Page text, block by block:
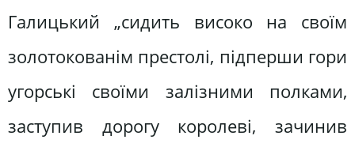
Галицький „сидить високо на своїм
золотокованім престолі, підперши гори
угорські своїми залізними полками,
заступив дорогу королеві, зачинив